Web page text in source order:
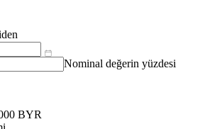
Nominal değerin yüzdesi
BYR